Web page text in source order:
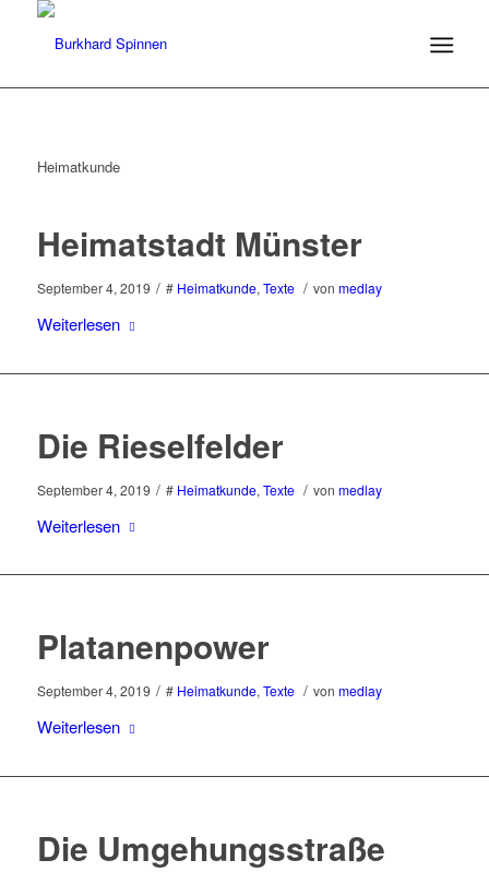
Heimatkunde
Heimatstadt Münster
September 4, 2019 / # Heimatkunde, Texte / von medlay
Weiterlesen
Die Rieselfelder
September 4, 2019 / # Heimatkunde, Texte / von medlay
Weiterlesen
Platanenpower
September 4, 2019 / # Heimatkunde, Texte / von medlay
Weiterlesen
Die Umgehungsstraße